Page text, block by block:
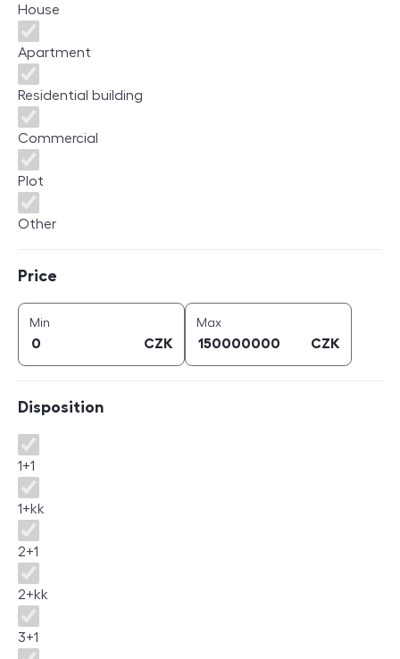
House
Apartment
Residential building
Commercial
Plot
Other
Price
Min
CZK
Maxprice (
CZK
Disposition
Disposition
1+1
1+kk
2+1
2+kk
3+1